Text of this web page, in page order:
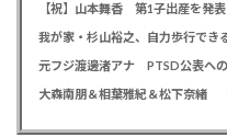
我が家・杉山裕之、自力歩行でき
大森南朋＆相葉雅紀＆松下奈緒